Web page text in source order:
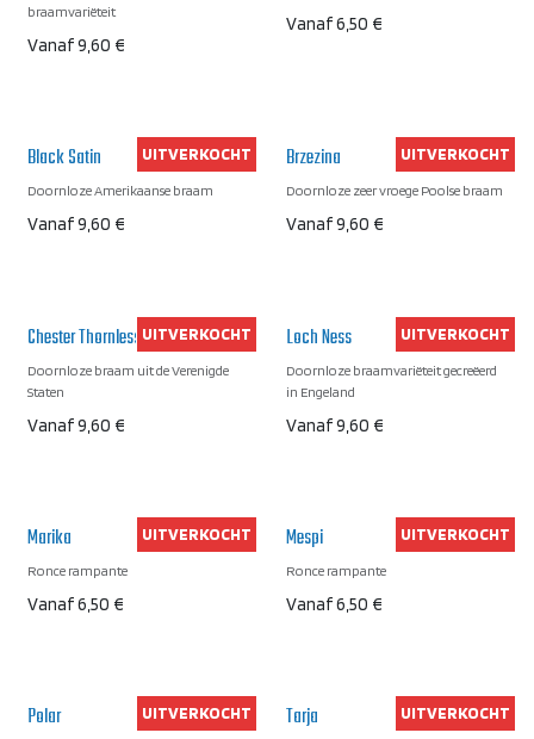
braamvariëteit
Vanaf9,60 €
Vanaf6,50 €
Black Satin
Doornloze Amerikaanse braam
Vanaf9,60 €
UITVERKOCHT Brzezina
Doornloze zeer vroege Poolse braam
Vanaf9,60 €
UITVERKOCHT
Chester Thornless
Doornloze braam uit de Verenigde
Staten
Vanaf9,60 €
UITVERKOCHT Loch Ness
Doornloze braamvariëteit gecreëerd
in Engeland
Vanaf9,60 €
UITVERKOCHT
Marika
Ronce rampante
Vanaf6,50 €
UITVERKOCHT Mespi
Ronce rampante
Vanaf6,50 €
UITVERKOCHT
Polar UITVERKOCHT Tarja UITVERKOCHT